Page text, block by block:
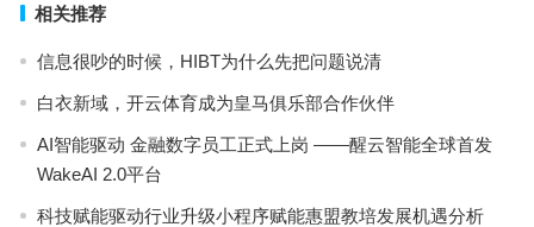
相关推荐
信息很吵的时候，HIBT为什么先把问题说清
白衣新域，开云体育成为皇马俱乐部合作伙伴
AI智能驱动 金融数字员工正式上岗 ——醒云智能全球首发
WakeAI 2.0平台
科技赋能驱动行业升级小程序赋能惠盟教培发展机遇分析